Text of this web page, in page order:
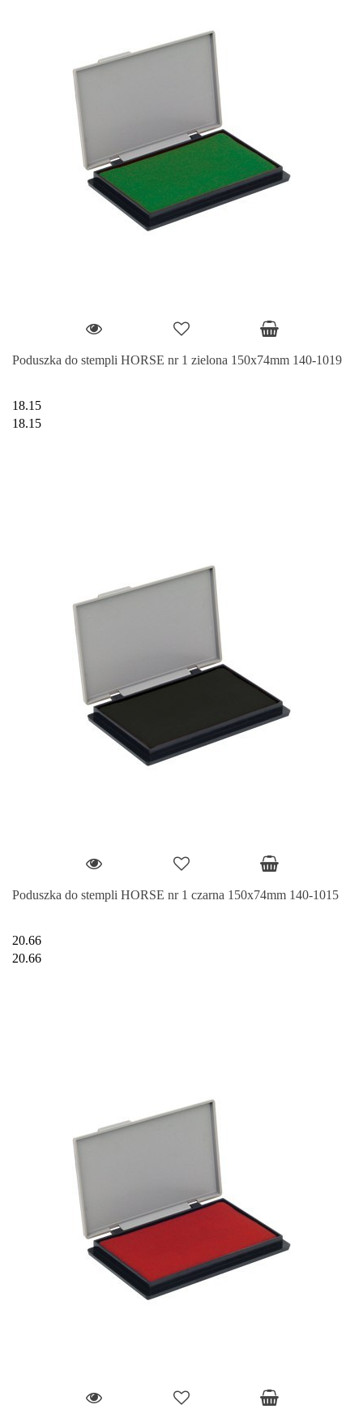
Poduszka do stempli HORSE nr 1 zielona 150x74mm 140-1019
18.15
18.15
Poduszka do stempli HORSE nr 1 czarna 150x74mm 140-1015
20.66
20.66